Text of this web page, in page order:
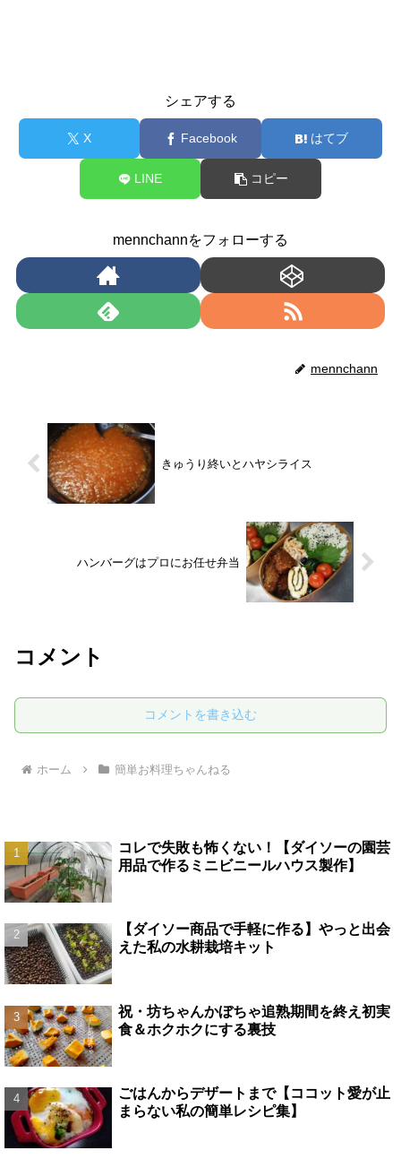
シェアする
X Facebook はてブ
LINE コピー
mennchannをフォローする
mennchann
きゅうり終いとハヤシライス
ハンバーグはプロにお任せ弁当
コメント
コメントを書き込む
ホーム 簡単お料理ちゃんねる
コレで失敗も怖くない！【ダイソーの園芸
用品で作るミニビニールハウス製作】
【ダイソー商品で手軽に作る】やっと出会
えた私の水耕栽培キット
祝・坊ちゃんかぼちゃ追熟期間を終え初実
食＆ホクホクにする裏技
ごはんからデザートまで【ココット愛が止
まらない私の簡単レシピ集】